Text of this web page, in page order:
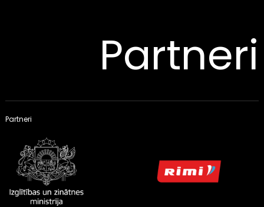
Partneri
Partneri